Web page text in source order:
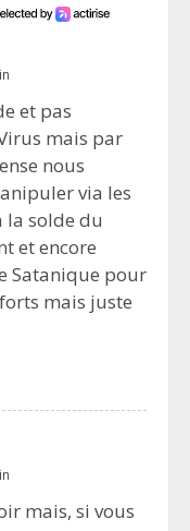
et pas
mais par
nous
via les
la solde du
et encore
Satanique pour
mais juste
mais, si vous